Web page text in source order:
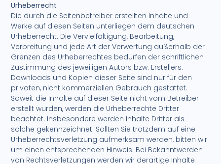
Urheberrecht
Die durch die Seitenbetreiber erstellten Inhalte und
Werke auf diesen Seiten unterliegen dem deutschen
Urheberrecht. Die Vervielfältigung, Bearbeitung,
Verbreitung und jede Art der Verwertung außerhalb der
Grenzen des Urheberrechtes bedürfen der schriftlichen
Zustimmung des jeweiligen Autors bzw. Erstellers.
Downloads und Kopien dieser Seite sind nur für den
privaten, nicht kommerziellen Gebrauch gestattet.
Soweit die Inhalte auf dieser Seite nicht vom Betreiber
erstellt wurden, werden die Urheberrechte Dritter
beachtet. Insbesondere werden Inhalte Dritter als
solche gekennzeichnet. Sollten Sie trotzdem auf eine
Urheberrechtsverletzung aufmerksam werden, bitten wir
um einen entsprechenden Hinweis. Bei Bekanntwerden
von Rechtsverletzungen werden wir derartige Inhalte